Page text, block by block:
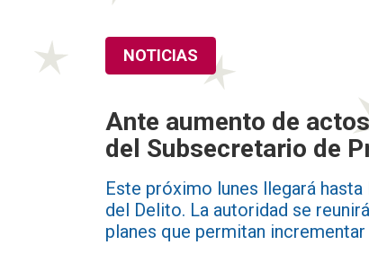
NOTICIAS
Ante aumento de
del Subsecretario de
Este próximo lunes llegará
del Delito. La autoridad se
planes que permitan